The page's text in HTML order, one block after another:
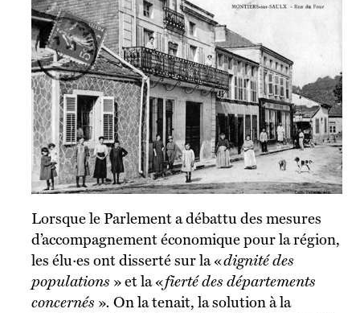
Lorsque le Parlement a débattu des mesures
d’accompagnement économique pour la région,
les élu·es ont disserté sur la «dignité des
populations » et la «fierté des départements
concernés ». On la tenait, la solution à la